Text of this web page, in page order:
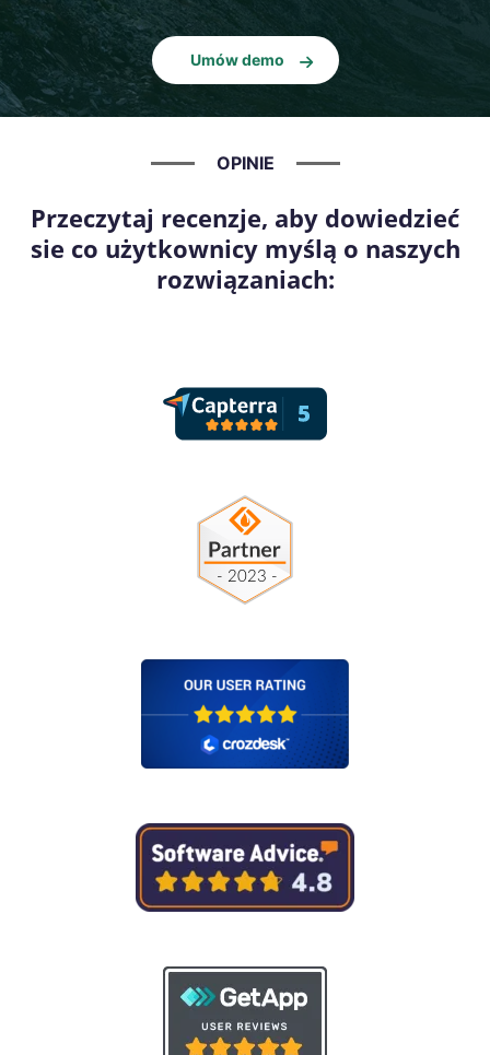
Umów demo
OPINIE
Przeczytaj recenzje, aby dowiedzieć
sie co użytkownicy myślą o naszych
rozwiązaniach: